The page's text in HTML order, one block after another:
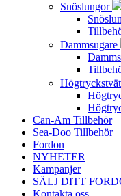
Snöslungor
Dammsugare
Can-Am Tillbehör
Sea-Doo Tillbehör
Fordon
NYHETER
Kampanjer
SÄLJ DITT
Kontakta oss